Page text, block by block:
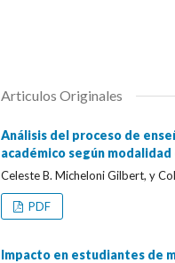
Articulos Originales
Análisis del proceso de
académico según
Celeste B. Micheloni Gilbert, y
PDF
Impacto en estudiantes de